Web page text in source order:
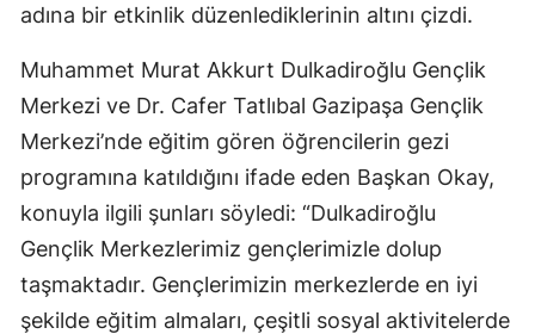
adına bir etkinlik düzenlediklerinin altını çizdi.
Muhammet Murat Akkurt Dulkadiroğlu Gençlik
Merkezi ve Dr. Cafer Tatlıbal Gazipaşa Gençlik
Merkezi’nde eğitim gören öğrencilerin gezi
programına katıldığını ifade eden Başkan Okay,
konuyla ilgili şunları söyledi: “Dulkadiroğlu
Gençlik Merkezlerimiz gençlerimizle dolup
taşmaktadır. Gençlerimizin merkezlerde en iyi
şekilde eğitim almaları, çeşitli sosyal aktivitelerde